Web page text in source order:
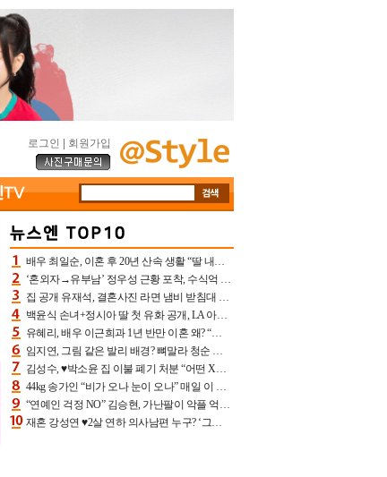
로그인 회원가입
배우 최일순, 이혼 후 20년 산속 생활 “딸 내가 버렸다고 원망‥맘 아파”(특종)[어제TV]
‘혼외자→유부남’ 정우성 근황 포착, 수식억 해킹 피해 후배 만났다 “존경하는”
집 공개 유재석, 결혼사진 라면 냄비 받침대 되고 분노‥가족사진도 피해(놀뭐)[어제TV]
백윤식 손녀+정시아 딸 첫 유화 공개, LA 아트쇼→서울국제조각페스타 작가다운 수준급 실력
유혜리, 배우 이근희과 1년 반만 이혼 왜? “식칼 꽂고 의자 던져” 충격 폭로(특종)[어제TV]
임지연, 그림 같은 발리 배경? 뼈말라 청순 비키니 핏에 상대 안 되네
김성수, ♥박소윤 집 이불 폐기 처분 “어떤 X이랑 썼을지 몰라” 질투(신랑수업2)[어제TV]
44kg 송가인 “비가 오나 눈이 오나” 매일 이 운동, 허벅지 근육량 상승+체지방 감소
“연예인 걱정 NO” 김승현, 가난팔이 악플 억울할만‥아내+딸과 日 여행
재혼 강성연 ♥2살 연하 의사남편 누구? ‘그알’ 자문의에 훈남 비주얼 초엘리트 스펙 [종합]